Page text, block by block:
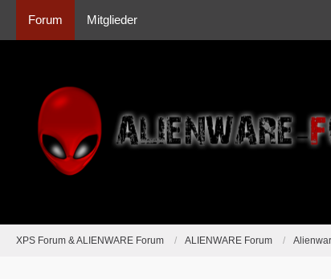
Forum Mitglieder
XPS Forum & ALIENWARE Forum ALIENWARE Forum